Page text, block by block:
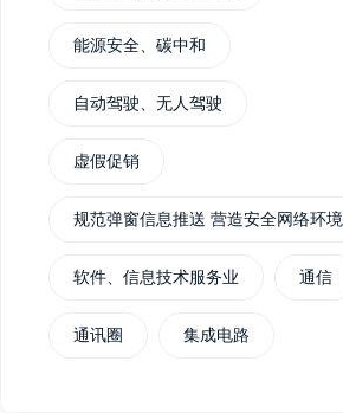
能源安全、碳中和
自动驾驶、无人驾驶
虚假促销
规范弹窗信息推送 营造安全网络环境
软件、信息技术服务业 通信
通讯圈 集成电路